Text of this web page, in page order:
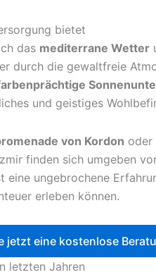
bietet
das mediterrane Wetter
durch die gewaltfreie
und geistiges
von Kordon oder
finden sich umgeben
eine ungebrochene
erleben können.
jetzt eine kostenlose
letzten Jahren